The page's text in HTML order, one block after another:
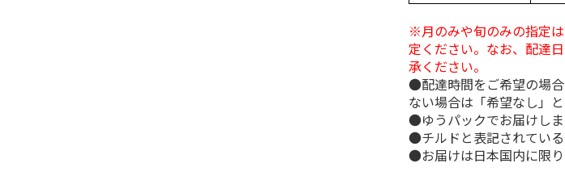
※月のみや旬のみの指定
定ください。なお、配達
承ください。
●配達時間をご希望の場
ない場合は「希望なし」
●ゆうパックでお届けしま
●チルドと表記されている
●お届けは日本国内に限り